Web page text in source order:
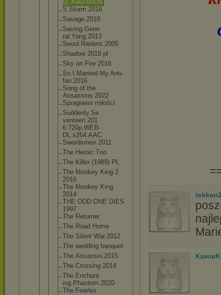
ip.XviD-BiE N
S.Storm.2016
Savage.2018
Saving.Gene
ral.Yang.2013
Seoul.Raiders.2005
Shadow 2018 pl
Sky on Fire 2016
So.I.Married.My.Anti-
fan.2016
Song of the
Assassins 2022
Spragnieni miłości
Suddenly.Se
venteen.201
6.720p.WEB-
DL.x264.AAC
Swordsmen 2011
The Heroic Trio
The Killer (1989) PL
The Monkey King 2
2016
The Monkey King
2014
THE ODD ONE DIES
1997
The Returner
The Road Home
The Silent War.2012
The wedding banquet
The.Assassin.2015
The.Crossing.2014
The.Enchant
ing.Phantom.2020
The.Fearles